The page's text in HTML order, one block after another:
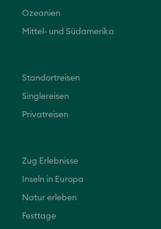
Ozeanien
Mittel- und Südamerika
Standortreisen
Singlereisen
Privatreisen
Zug Erlebnisse
Inseln in Europa
Natur erleben
Festtage